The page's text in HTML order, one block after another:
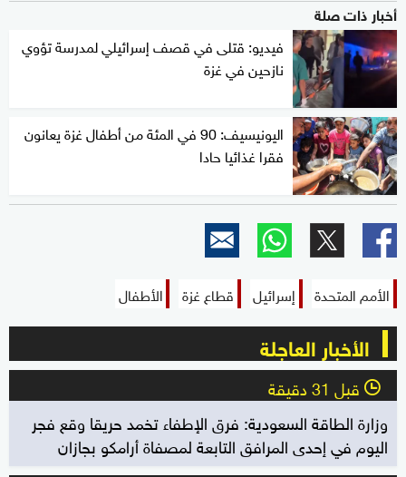
أخبار ذات صلة
فيديو: قتلى في قصف إسرائيلي لمدرسة تؤوي
نازحين في غزة
اليونيسيف: 90 في المئة من أطفال غزة يعانون
فقرا غذائيا حادا
الأمم المتحدة إسرائيل قطاع غزة الأطفال
الأخبار العاجلة
l قبل 31 دقيقة
وزارة الطاقة السعودية: فرق الإطفاء تخمد حريقا وقع فجر
اليوم في إحدى المرافق التابعة لمصفاة أرامكو بجازان